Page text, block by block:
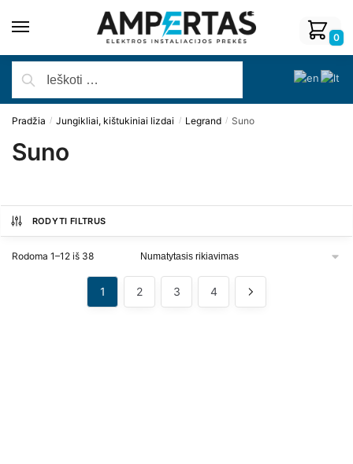
0
Pradžia / Jungikliai, kištukiniai lizdai / Legrand / Suno
Suno
RODYTI FILTRUS
Rodoma 1–12 iš 38
1 2 3 4